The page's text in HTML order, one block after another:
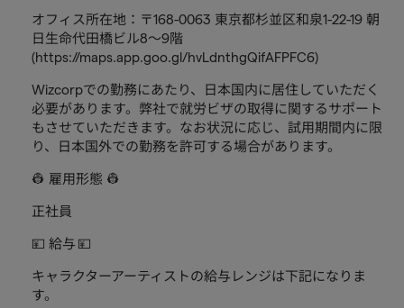
オフィス所在地：〒168-0063 東京都杉並区和泉1-22-19 朝
日生命代田橋ビル8～9階
(https://maps.app.goo.gl/hvLdnthgQifAFPFC6)
Wizcorpでの勤務にあたり、日本国内に居住していただく
必要があります。弊社で就労ビザの取得に関するサポート
もさせていただきます。なお状況に応じ、試用期間内に限
り、日本国外での勤務を許可する場合があります。
👷 雇用形態 👷‍
正社員
💴 給与 💴
キャラクターアーティストの給与レンジは下記になりま
す。